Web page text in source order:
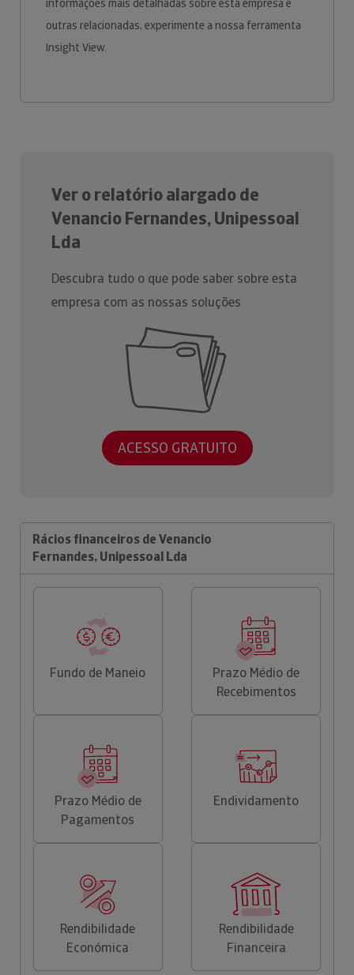
informações mais detalhadas sobre esta empresa e
outras relacionadas, experimente a nossa ferramenta
Insight View.
Ver o relatório alargado de
Venancio Fernandes, Unipessoal
Lda
Descubra tudo o que pode saber sobre esta
empresa com as nossas soluções
ACESSO GRATUITO
Rácios financeiros de Venancio
Fernandes, Unipessoal Lda
Fundo de Maneio
Prazo Médio de
Recebimentos
Prazo Médio de
Pagamentos
Endividamento
Rendibilidade
Económica
Rendibilidade
Financeira